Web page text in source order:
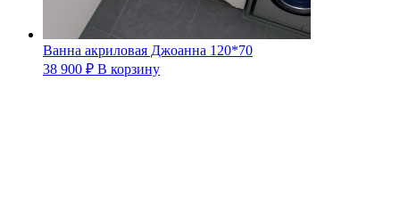
Ванна акриловая Джоанна 120*70
38 900 ₽ В корзину